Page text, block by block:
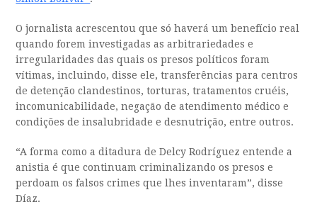
O jornalista acrescentou que só haverá um benefício real
quando forem investigadas as arbitrariedades e
irregularidades das quais os presos políticos foram
vítimas, incluindo, disse ele, transferências para centros
de detenção clandestinos, torturas, tratamentos cruéis,
incomunicabilidade, negação de atendimento médico e
condições de insalubridade e desnutrição, entre outros.
“A forma como a ditadura de Delcy Rodríguez entende a
anistia é que continuam criminalizando os presos e
perdoam os falsos crimes que lhes inventaram”, disse
Díaz.